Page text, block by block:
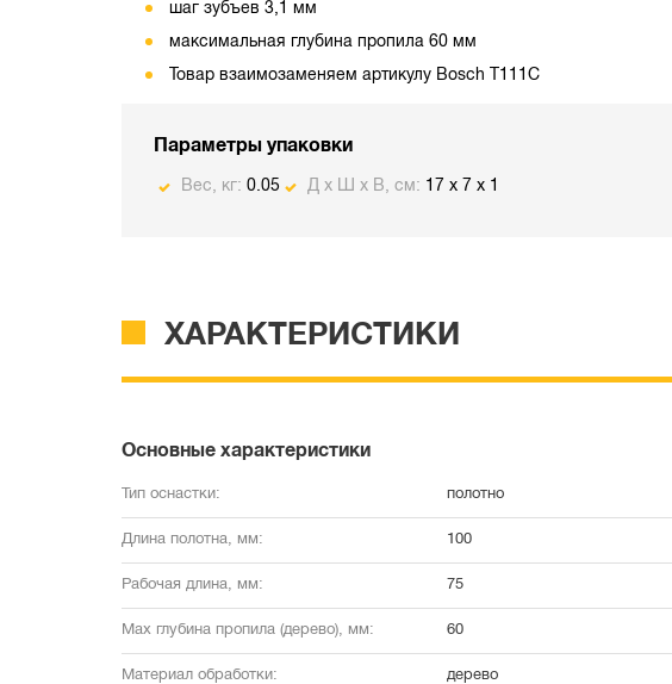
шаг зубъев 3,1 мм
максимальная глубина пропила 60 мм
Товар взаимозаменяем артикулу Bosch T111C
Параметры упаковки
Вес, кг: 0.05 Д х Ш х В, см: 17 x 7 x 1
ХАРАКТЕРИСТИКИ
Основные характеристики
Тип оснастки: полотно
Длина полотна, мм: 100
Рабочая длина, мм: 75
Мах глубина пропила (дерево), мм: 60
Материал обработки: дерево